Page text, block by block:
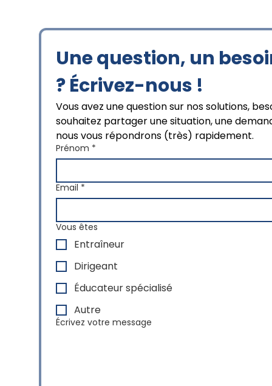
Une question, un
? Écrivez-nous !
Vous avez une question sur nos solutions,
souhaitez partager une situation, une
nous vous répondrons (très) rapidement.
Prénom *
Email *
Vous êtes
Entraîneur
Dirigeant
Éducateur spécialisé
Autre
Écrivez votre message